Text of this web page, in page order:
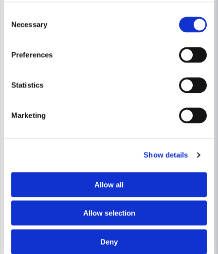
Selection
Necessary
Preferences
Statistics
Marketing
Show details
Allow all
Allow selection
Deny
Loctite Gängsäkring Stark 270 (10ml)
LOCTITE
Loctite Gänglåsning Medel